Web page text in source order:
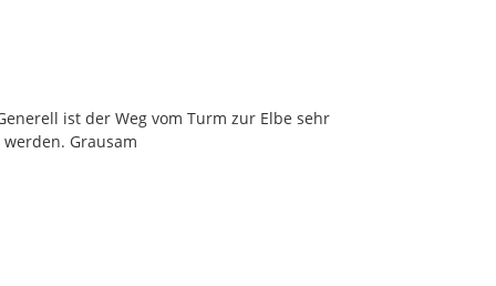
ist der Weg vom Turm zur Elbe sehr
Grausam